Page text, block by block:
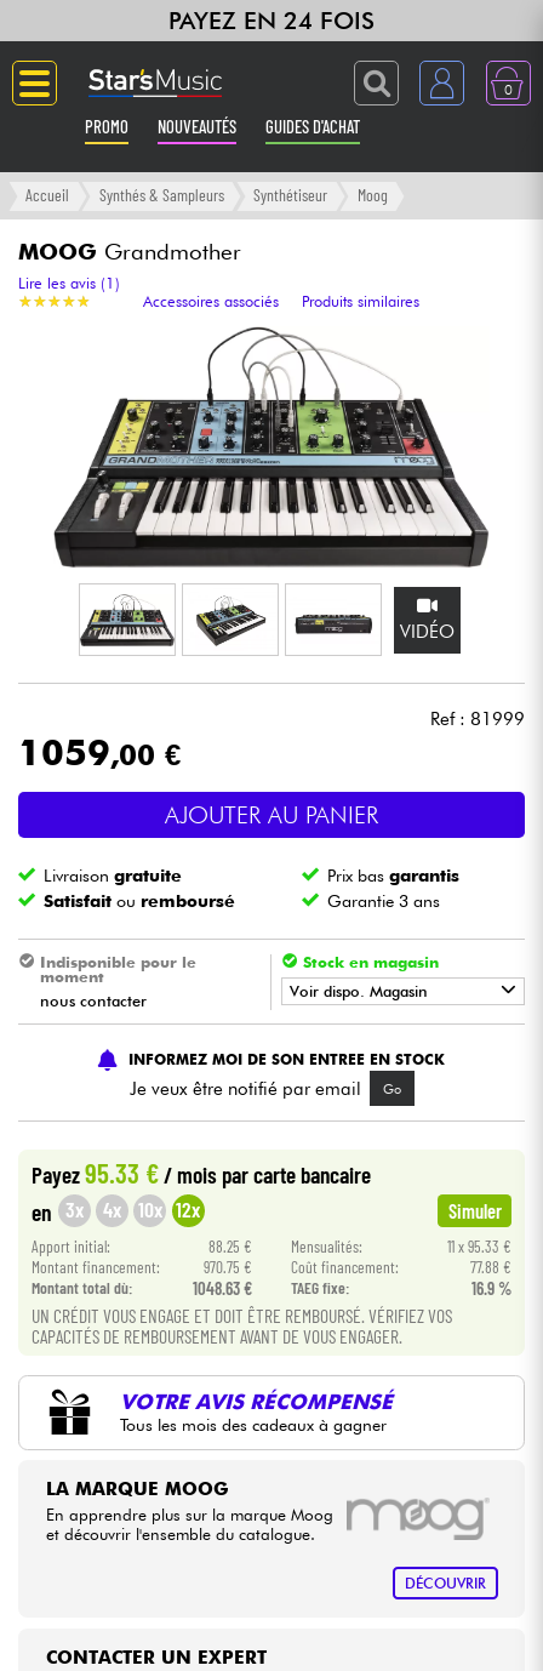
PAYEZ EN 24 FOIS
0
PROMO NOUVEAUTÉS GUIDES D'ACHAT
Langue
Guitares & Basses
Amplis & Effets
Claviers & Pianos
Synthés & Sampleurs
Home Studio
Casques
Micros & HF
Sono
Batteries & Percu
Vents
Eveil Musical
HiFi
Packs
Voir nos marques
Accueil Synthés & Sampleurs Synthétiseur Moog
MOOG Grandmother
★★★★★
★★★★★
Lire les avis (1)
Accessoires associés
Produits similaires
VIDÉO
Ref : 81999
1059,00 €
AJOUTER AU PANIER
Livraisongratuite Prix basgarantis
Satisfait ou remboursé Garantie 3 ans
Indisponible pour le
moment
nous contacter
Stock en magasin
Voir dispo. Magasin
INFORMEZ MOI DE SON ENTREE EN STOCK
Je veux être notifié par email Go
Payez95.33 € / mois par carte bancaire
en 3x 4x 10x 12x Simuler
Apport initial: 88.25 € Mensualités:
11 x 95.33 €
Montant financement:
970.75 € Coût financement:
77.88 €
Montant total dù:
1048.63 € TAEG fixe: 16.9 %
UN CRÉDIT VOUS ENGAGE ET DOIT ÊTRE REMBOURSÉ. VÉRIFIEZ VOS
CAPACITÉS DE REMBOURSEMENT AVANT DE VOUS ENGAGER.
VOTRE AVIS RÉCOMPENSÉ
Tous les mois des cadeaux à gagner
LA MARQUE MOOG
En apprendre plus sur la marque Moog
et découvrir l'ensemble du catalogue.
DÉCOUVRIR
CONTACTER UN EXPERT